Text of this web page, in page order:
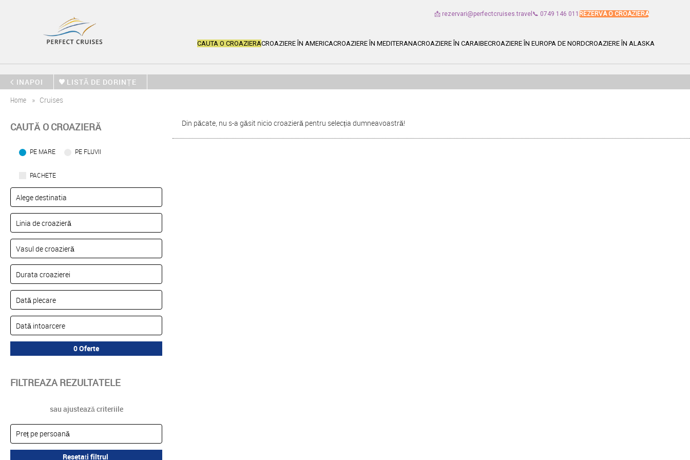
📩 rezervari@perfectcruises.travel 📞 0749 146 011 REZERVA O CROAZIERA
CAUTA O CROAZIERACROAZIERE ÎN AMERICACROAZIERE ÎN MEDITERANACROAZIERE ÎN CARAIBECROAZIERE ÎN EUROPA DE NORDCROAZIERE ÎN ALASKA
INAPOI
LISTĂ DE DORINȚE
Home
Cruises
CAUTĂ O CROAZIERĂ
PE MARE PE FLUVII
PACHETE
FILTREAZA REZULTATELE
sau ajustează criteriile
Din păcate, nu s-a găsit nicio croazieră pentru selecția dumneavoastră!